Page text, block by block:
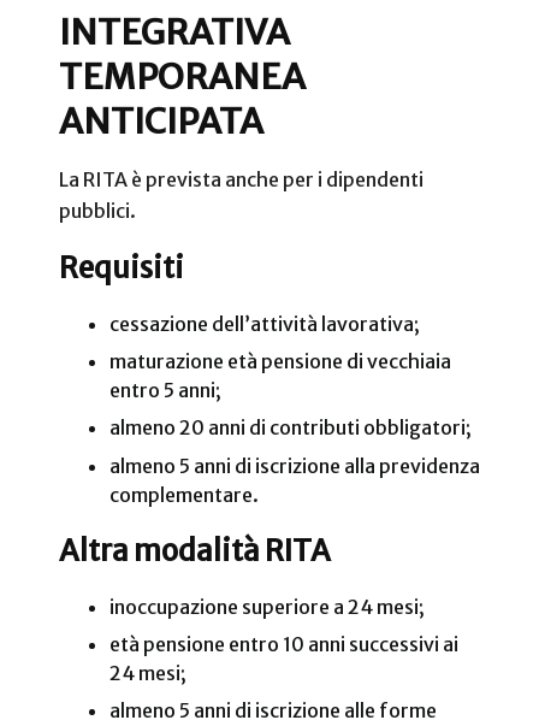
INTEGRATIVA
TEMPORANEA
ANTICIPATA
La RITA è prevista anche per i dipendenti
pubblici.
Requisiti
cessazione dell’attività lavorativa;
maturazione età pensione di vecchiaia
entro 5 anni;
almeno 20 anni di contributi obbligatori;
almeno 5 anni di iscrizione alla previdenza
complementare.
Altra modalità RITA
inoccupazione superiore a 24 mesi;
età pensione entro 10 anni successivi ai
24 mesi;
almeno 5 anni di iscrizione alle forme